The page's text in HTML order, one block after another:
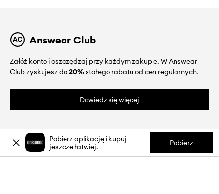
Answear Club
Załóż konto i oszczędzaj przy każdym zakupie. W Answear
Club zyskujesz do20%stałego rabatu od cen regularnych.
Dowiedz się więcej
Pobierz aplikację i kupuj
jeszcze łatwiej.
Pobierz